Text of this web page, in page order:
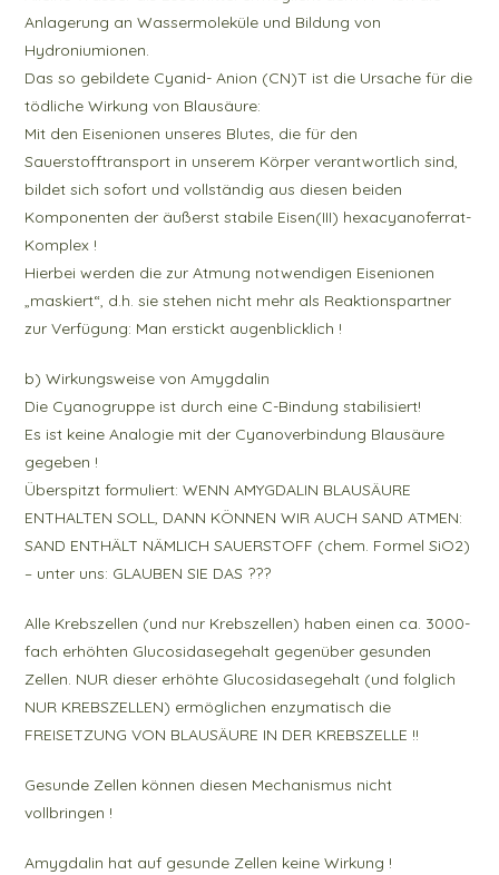
Anlagerung an Wassermoleküle und Bildung von
Hydroniumionen.
Das so gebildete Cyanid- Anion (CN)T ist die Ursache für die
tödliche Wirkung von Blausäure:
Mit den Eisenionen unseres Blutes, die für den
Sauerstofftransport in unserem Körper verantwortlich sind,
bildet sich sofort und vollständig aus diesen beiden
Komponenten der äußerst stabile Eisen(III) hexacyanoferrat-
Komplex !
Hierbei werden die zur Atmung notwendigen Eisenionen
„maskiert“, d.h. sie stehen nicht mehr als Reaktionspartner
zur Verfügung: Man erstickt augenblicklich !
b) Wirkungsweise von Amygdalin
Die Cyanogruppe ist durch eine C-Bindung stabilisiert!
Es ist keine Analogie mit der Cyanoverbindung Blausäure
gegeben !
Überspitzt formuliert: WENN AMYGDALIN BLAUSÄURE
ENTHALTEN SOLL, DANN KÖNNEN WIR AUCH SAND ATMEN:
SAND ENTHÄLT NÄMLICH SAUERSTOFF (chem. Formel SiO2)
– unter uns: GLAUBEN SIE DAS ???
Alle Krebszellen (und nur Krebszellen) haben einen ca. 3000-
fach erhöhten Glucosidasegehalt gegenüber gesunden
Zellen. NUR dieser erhöhte Glucosidasegehalt (und folglich
NUR KREBSZELLEN) ermöglichen enzymatisch die
FREISETZUNG VON BLAUSÄURE IN DER KREBSZELLE !!
Gesunde Zellen können diesen Mechanismus nicht
vollbringen !
Amygdalin hat auf gesunde Zellen keine Wirkung !